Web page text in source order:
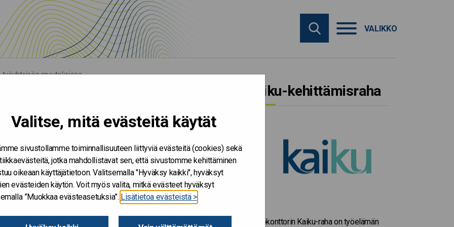
Valitse, mitä evästeitä käytät
sivustollamme toiminnallisuuteen liittyviä evästeitä (cookies) sekä
jotka mahdollistavat sen, että sivustomme kehittäminen
oikeaan käyttäjätietoon. Valitsemalla "Hyväksy kaikki", hyväksyt
evästeiden käytön. Voit myös valita, mitkä evästeet hyväksyt
”Muokkaa evästeasetuksia”. Lisätietoa evästeistä >
VALIKKO
työyhteisön muutoksissa
työyhteisön
- 30.11.2018
Kaiku-kehittämisraha
Valtiokonttorin Kaiku-raha on työelämän